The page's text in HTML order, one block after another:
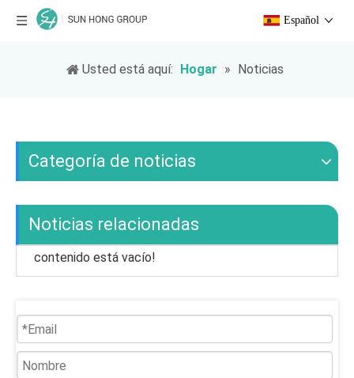
Español
Usted está aquí: Hogar » Noticias
Categoría de noticias
Noticias relacionadas
contenido está vacío!